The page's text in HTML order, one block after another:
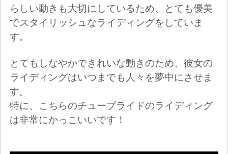
らしい動きも大切にしているため、とても優美
でスタイリッシュなライディングをしていま
す。
とてもしなやかできれいな動きのため、彼女の
ライディングはいつまでも人々を夢中にさせま
す。
特に、こちらのチューブライドのライディング
は非常にかっこいいです！